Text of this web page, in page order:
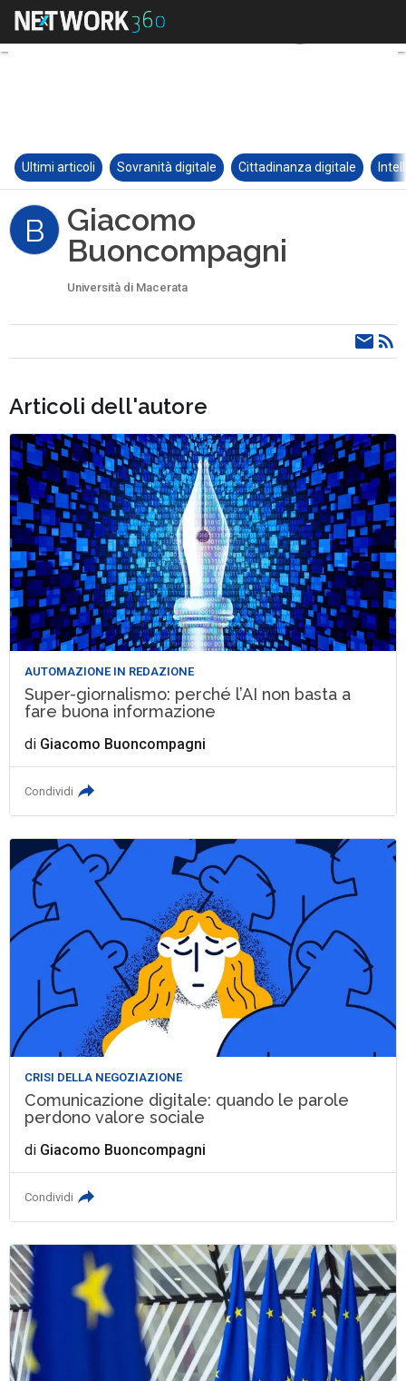
Ultimi articoli Sovranità digitale Cittadinanza digitale
B
Giacomo
Buoncompagni
Università di Macerata
Articoli dell'autore
AUTOMAZIONE IN REDAZIONE
Super-giornalismo: perché l’AI non basta a
fare buona informazione
di Giacomo Buoncompagni
Condividi
CRISI DELLA NEGOZIAZIONE
Comunicazione digitale: quando le parole
perdono valore sociale
di Giacomo Buoncompagni
Condividi